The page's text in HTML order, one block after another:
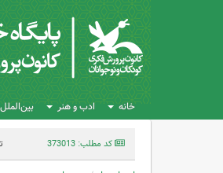
خانه ادب و هنر بین‌الملل
کد مطلب: 373013